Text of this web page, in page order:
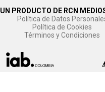
UN PRODUCTO DE RCN
Política de Datos
Política de Cookies
Términos y Condiciones